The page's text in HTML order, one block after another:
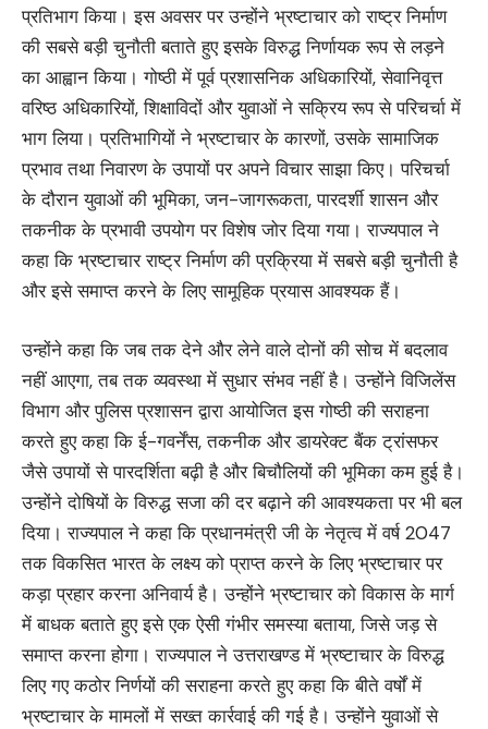
प्रतिभाग किया। इस अवसर पर उन्होंने भ्रष्टाचार को राष्ट्र निर्माण
की सबसे बड़ी चुनौती बताते हुए इसके विरुद्ध निर्णायक रूप से लड़ने
का आह्वान किया। गोष्ठी में पूर्व प्रशासनिक अधिकारियों, सेवानिवृत्त
वरिष्ठ अधिकारियों, शिक्षाविदों और युवाओं ने सक्रिय रूप से परिचर्चा में
भाग लिया। प्रतिभागियों ने भ्रष्टाचार के कारणों, उसके सामाजिक
प्रभाव तथा निवारण के उपायों पर अपने विचार साझा किए। परिचर्चा
के दौरान युवाओं की भूमिका, जन-जागरूकता, पारदर्शी शासन और
तकनीक के प्रभावी उपयोग पर विशेष जोर दिया गया। राज्यपाल ने
कहा कि भ्रष्टाचार राष्ट्र निर्माण की प्रक्रिया में सबसे बड़ी चुनौती है
और इसे समाप्त करने के लिए सामूहिक प्रयास आवश्यक हैं।
उन्होंने कहा कि जब तक देने और लेने वाले दोनों की सोच में बदलाव
नहीं आएगा, तब तक व्यवस्था में सुधार संभव नहीं है। उन्होंने विजिलेंस
विभाग और पुलिस प्रशासन द्वारा आयोजित इस गोष्ठी की सराहना
करते हुए कहा कि ई-गवर्नेंस, तकनीक और डायरेक्ट बैंक ट्रांसफर
जैसे उपायों से पारदर्शिता बढ़ी है और बिचौलियों की भूमिका कम हुई है।
उन्होंने दोषियों के विरुद्ध सजा की दर बढ़ाने की आवश्यकता पर भी बल
दिया। राज्यपाल ने कहा कि प्रधानमंत्री जी के नेतृत्व में वर्ष 2047
तक विकसित भारत के लक्ष्य को प्राप्त करने के लिए भ्रष्टाचार पर
कड़ा प्रहार करना अनिवार्य है। उन्होंने भ्रष्टाचार को विकास के मार्ग
में बाधक बताते हुए इसे एक ऐसी गंभीर समस्या बताया, जिसे जड़ से
समाप्त करना होगा। राज्यपाल ने उत्तराखण्ड में भ्रष्टाचार के विरुद्ध
लिए गए कठोर निर्णयों की सराहना करते हुए कहा कि बीते वर्षों में
भ्रष्टाचार के मामलों में सख्त कार्रवाई की गई है। उन्होंने युवाओं से